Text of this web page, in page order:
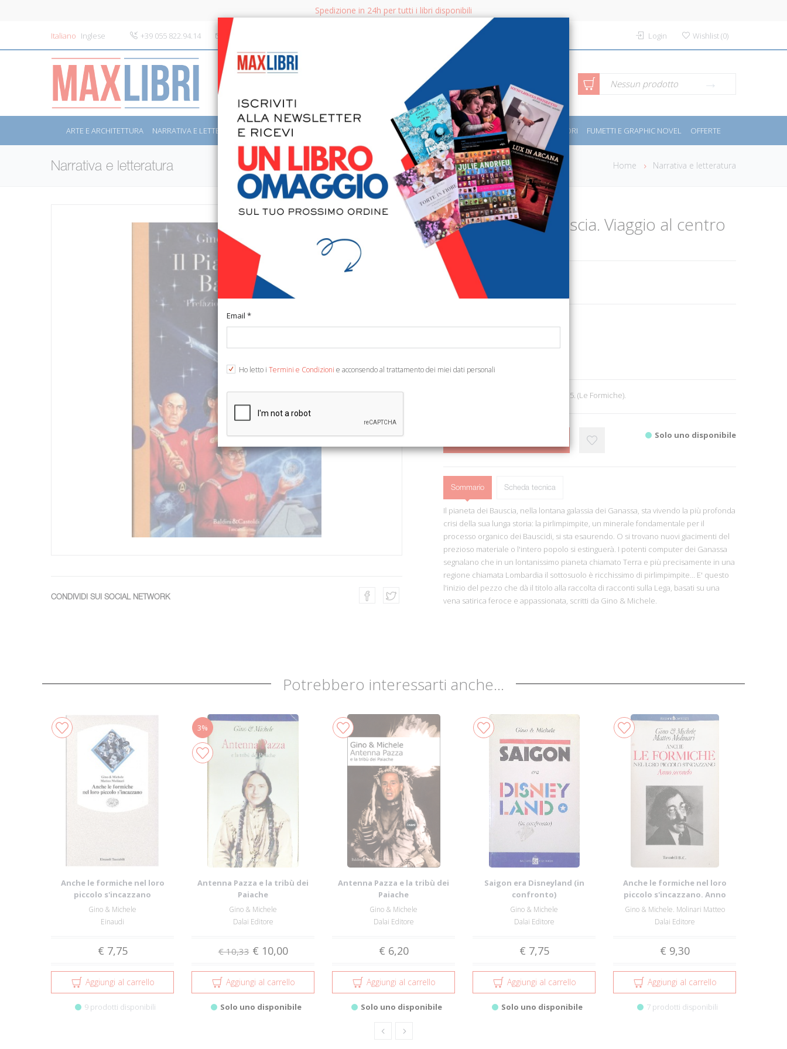
Spedizione in 24h per tutti i libri disponibili
Italiano Inglese +39 055 822.94.14 info@maxlibri.it Login Wishlist(0)
CERCA Ricerca avanzata Nessun prodotto
ARTE E ARCHITETTURA NARRATIVA E LETTERATURA SAGGISTICA LIBRI PER BAMBINI E RAGAZZI MANUALI - GUIDE - CORSI SPORT E MOTORI FUMETTI E GRAPHIC NOVEL OFFERTE
Narrativa e letteratura Home Narrativa e letteratura
CONDIVIDI SUI SOCIAL NETWORK
Il pianeta dei bauscia. Viaggio al centro
della Lega
€ 7,23
Categoria: Narrativa e letteratura
Genova, 1993; br., pp. 160, cm 13x21,5. (Le Formiche).
Solo uno disponibile
Sommario Scheda tecnica
Il pianeta dei Bauscia, nella lontana galassia dei Ganassa, sta vivendo la più profonda
crisi della sua lunga storia: la pirlimpimpite, un minerale fondamentale per il
processo organico dei Bauscidi, si sta esaurendo. O si trovano nuovi giacimenti del
prezioso materiale o l'intero popolo si estinguerà. I potenti computer dei Ganassa
segnalano che in un lontanissimo pianeta chiamato Terra e più precisamente in una
regione chiamata Lombardia il sottosuolo è ricchissimo di pirlimpimpite... E' questo
l'inizio del pezzo che dà il titolo alla raccolta di racconti sulla Lega, basati su una
vena satirica feroce e appassionata, scritti da Gino & Michele.
Potrebbero interessarti anche...
Anche le formiche nel loro
piccolo s'incazzano
Gino & Michele
Einaudi
€ 7,75
Aggiungi al carrello
9 prodotti disponibili
3%
Antenna Pazza e la tribù dei
Paiache
Gino & Michele
Dalai Editore
€ 10,33 € 10,00
Aggiungi al carrello
Solo uno disponibile
Antenna Pazza e la tribù dei
Paiache
Gino & Michele
Dalai Editore
€ 6,20
Aggiungi al carrello
Solo uno disponibile
Saigon era Disneyland (in
confronto)
Gino & Michele
Dalai Editore
€ 7,75
Aggiungi al carrello
Solo uno disponibile
Anche le formiche nel loro
piccolo s'incazzano. Anno
secondo
Gino & Michele. Molinari Matteo
Dalai Editore
€ 9,30
Aggiungi al carrello
7 prodotti disponibili
Email *
Ho letto i Termini e Condizioni e acconsendo al trattamento dei miei dati personali